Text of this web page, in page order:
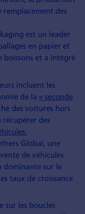
remplacement des
est un leader
en papier et
boissons et a intégré
incluent les
de la « seconde
des voitures hors
des
Global, une
de véhicules
dominante sur le
taux de croissance
les boucles